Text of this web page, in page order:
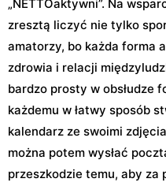
„NETTOaktywni”. Na
zresztą liczyć nie tylko
amatorzy, bo każda forma
zdrowia i relacji
bardzo prosty w obsłudze
każdemu w łatwy sposób
kalendarz ze swoimi
można potem wysłać
przeszkodzie temu, aby za